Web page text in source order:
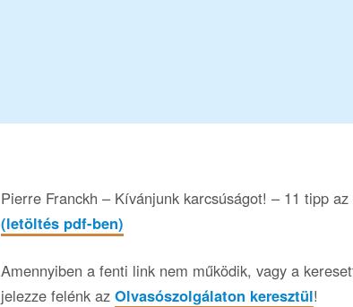
Pierre Franckh – Kívánjunk karcsúságot! – 11 tipp
(letöltés pdf-ben)
Amennyiben a fenti link nem működik, vagy a
jelezze felénk az Olvasószolgálaton keresztül!